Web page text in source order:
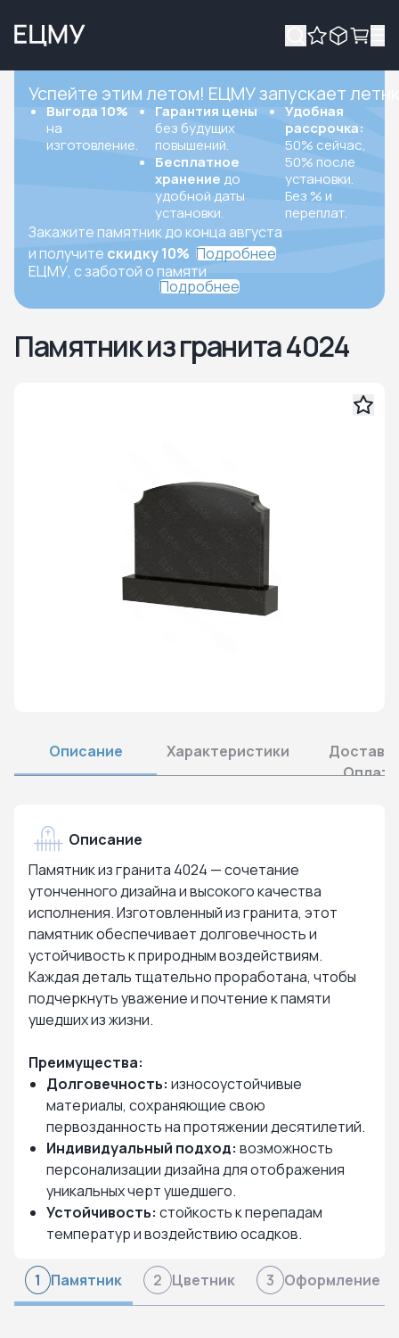
Успейте этим летом! ЕЦМУ запускает
Выгода 10%
на
изготовление.
Гарантия цены
без будущих
повышений.
Бесплатное
хранение до
удобной даты
установки.
Удобная
рассрочка:
50% сейчас,
50% после
установки.
Без % и
переплат.
Закажите памятник до конца августа
и получите скидку 10% Подробнее
ЕЦМУ, с заботой о памяти
Подробнее
Памятник из гранита 4024
Описание Характеристики
Оплата
Описание
Памятник из гранита 4024 — сочетание
утонченного дизайна и высокого качества
исполнения. Изготовленный из гранита, этот
памятник обеспечивает долговечность и
устойчивость к природным воздействиям.
Каждая деталь тщательно проработана, чтобы
подчеркнуть уважение и почтение к памяти
ушедших из жизни.
Преимущества:
Долговечность: износоустойчивые
материалы, сохраняющие свою
первозданность на протяжении десятилетий.
Индивидуальный подход: возможность
персонализации дизайна для отображения
уникальных черт ушедшего.
Устойчивость: стойкость к перепадам
температур и воздействию осадков.
1 Памятник 2 Цветник 3 Оформление